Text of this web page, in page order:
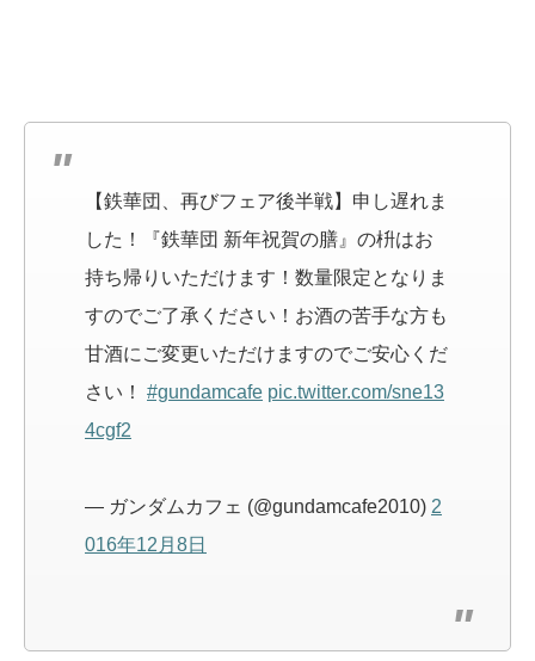
【鉄華団、再びフェア後半戦】申し遅れま
した！『鉄華団 新年祝賀の膳』の枡はお
持ち帰りいただけます！数量限定となりま
すのでご了承ください！お酒の苦手な方も
甘酒にご変更いただけますのでご安心くだ
さい！ #gundamcafe pic.twitter.com/sne13
4cgf2
— ガンダムカフェ (@gundamcafe2010) 2
016年12月8日